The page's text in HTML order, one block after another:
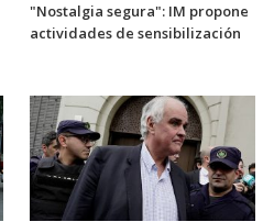
"Nostalgia segura": IM propone
actividades de sensibilización